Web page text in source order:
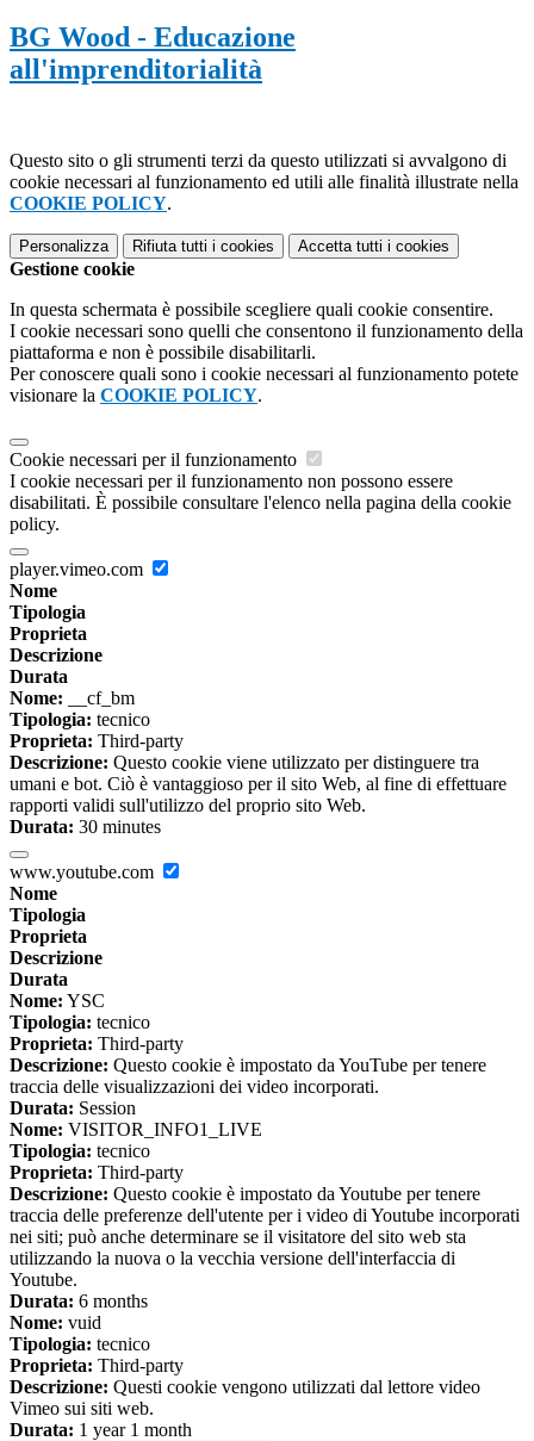
BG Wood - Educazione
all'imprenditorialità
Questo sito o gli strumenti terzi da questo utilizzati si avvalgono di
cookie necessari al funzionamento ed utili alle finalità illustrate nella
COOKIE POLICY.
Personalizza Rifiuta tutti i cookies Accetta tutti i cookies
Gestione cookie
In questa schermata è possibile scegliere quali cookie consentire.
I cookie necessari sono quelli che consentono il funzionamento della
piattaforma e non è possibile disabilitarli.
Per conoscere quali sono i cookie necessari al funzionamento potete
visionare la COOKIE POLICY.
Cookie necessari per il funzionamento
I cookie necessari per il funzionamento non possono essere
disabilitati. È possibile consultare l'elenco nella pagina della cookie
policy.
player.vimeo.com
Nome
Tipologia
Proprieta
Descrizione
Durata
Nome: __cf_bm
Tipologia: tecnico
Proprieta: Third-party
Descrizione: Questo cookie viene utilizzato per distinguere tra
umani e bot. Ciò è vantaggioso per il sito Web, al fine di effettuare
rapporti validi sull'utilizzo del proprio sito Web.
Durata: 30 minutes
www.youtube.com
Nome
Tipologia
Proprieta
Descrizione
Durata
Nome: YSC
Tipologia: tecnico
Proprieta: Third-party
Descrizione: Questo cookie è impostato da YouTube per tenere
traccia delle visualizzazioni dei video incorporati.
Durata: Session
Nome: VISITOR_INFO1_LIVE
Tipologia: tecnico
Proprieta: Third-party
Descrizione: Questo cookie è impostato da Youtube per tenere
traccia delle preferenze dell'utente per i video di Youtube incorporati
nei siti; può anche determinare se il visitatore del sito web sta
utilizzando la nuova o la vecchia versione dell'interfaccia di
Youtube.
Durata: 6 months
Nome: vuid
Tipologia: tecnico
Proprieta: Third-party
Descrizione: Questi cookie vengono utilizzati dal lettore video
Vimeo sui siti web.
Durata: 1 year 1 month